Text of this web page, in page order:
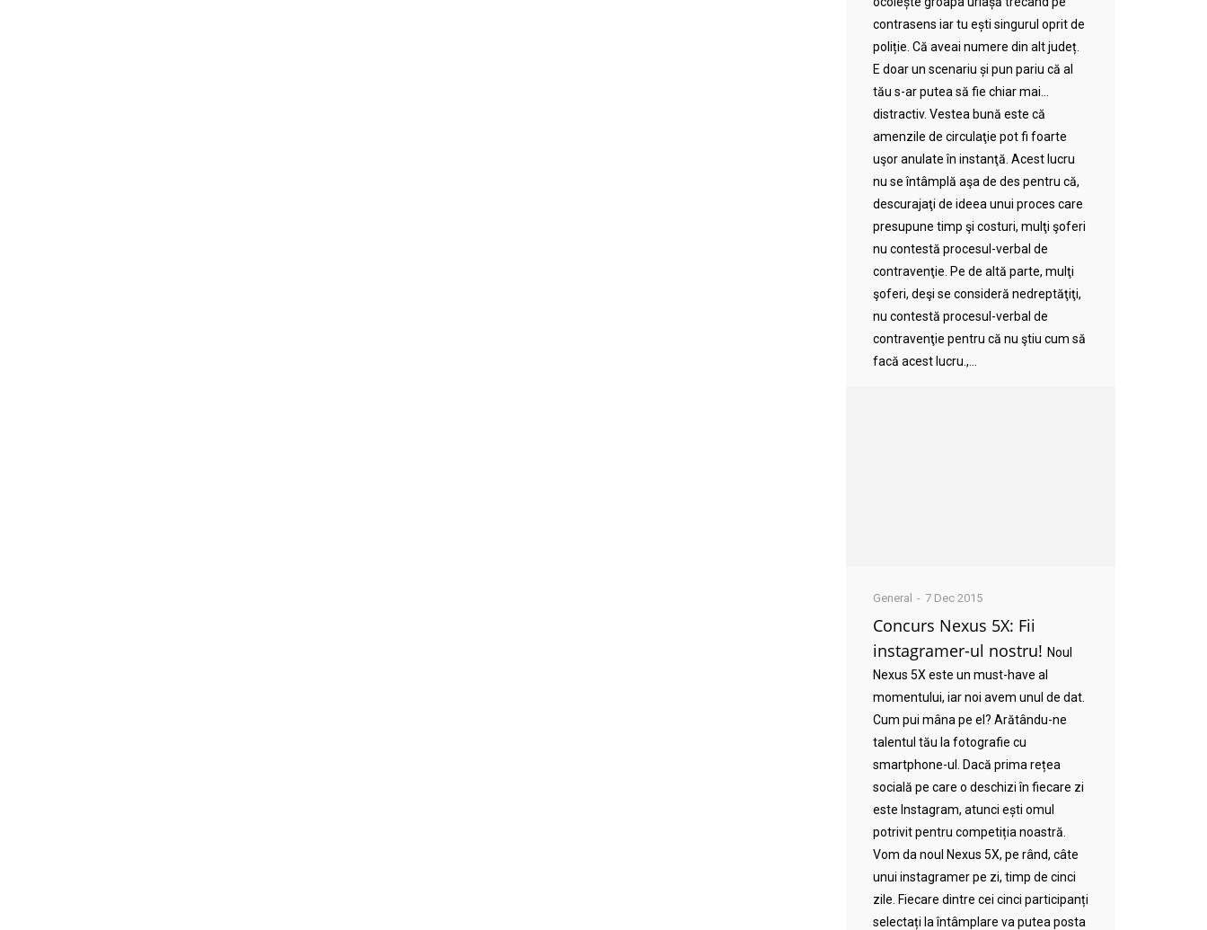
contrasens iar tu ești singurul oprit de
poliție. Că aveai numere din alt județ.
E doar un scenariu și pun pariu că al
tău s-ar putea să fie chiar mai…
distractiv. Vestea bună este că
amenzile de circulaţie pot fi foarte
uşor anulate în instanţă. Acest lucru
nu se întâmplă aşa de des pentru că,
descurajaţi de ideea unui proces care
presupune timp şi costuri, mulţi şoferi
nu contestă procesul-verbal de
contravenţie. Pe de altă parte, mulţi
şoferi, deşi se consideră nedreptăţiţi,
nu contestă procesul-verbal de
contravenţie pentru că nu ştiu cum să
facă acest lucru.,...
General 7 Dec 2015
Concurs Nexus 5X: Fii
instagramer-ul nostru! Noul
Nexus 5X este un must-have al
momentului, iar noi avem unul de dat.
Cum pui mâna pe el? Arătându-ne
talentul tău la fotografie cu
smartphone-ul. Dacă prima rețea
socială pe care o deschizi în fiecare zi
este Instagram, atunci ești omul
potrivit pentru competiția noastră.
Vom da noul Nexus 5X, pe rând, câte
unui instagramer pe zi, timp de cinci
zile. Fiecare dintre cei cinci participanți
selectați la întâmplare va putea posta